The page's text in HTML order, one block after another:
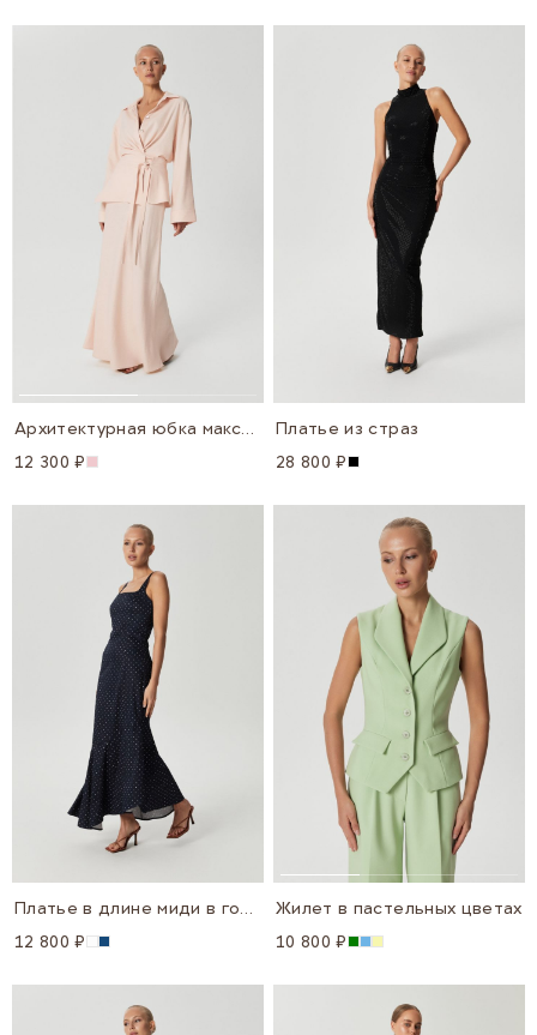
Архитектурная юбка макси с баской "Аура"
12 300 ₽
Платье из страз
28 800 ₽
Платье в длине миди в горошек
12 800 ₽
Жилет в пастельных цветах
10 800 ₽